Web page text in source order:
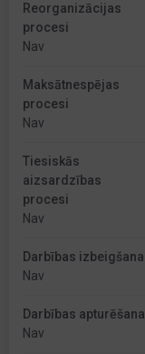
Reorganizācijas
procesi
Nav
Maksātnespējas
procesi
Nav
Tiesiskās
aizsardzības
procesi
Nav
Darbības izbeigšana
Nav
Darbības apturēšana
Nav